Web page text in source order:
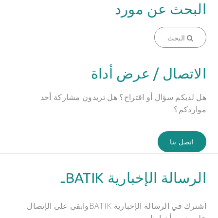
البحث عن مورد
البحث
الاتصال / عرض أداة
هل لديكم سؤال أو اقتراح؟ هل تريدون مشاركة أحد
مواردكم؟
اتصل بنا
الرسالة الإخبارية BATIKـ
اشترك في الرسالة الإخبارية BATIKوابقى على الإتصال